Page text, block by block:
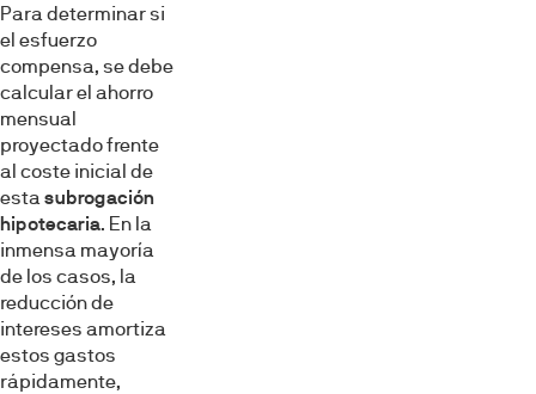
Para determinar si
el esfuerzo
compensa, se debe
calcular el ahorro
mensual
proyectado frente
al coste inicial de
esta subrogación
hipotecaria. En la
inmensa mayoría
de los casos, la
reducción de
intereses amortiza
estos gastos
rápidamente,